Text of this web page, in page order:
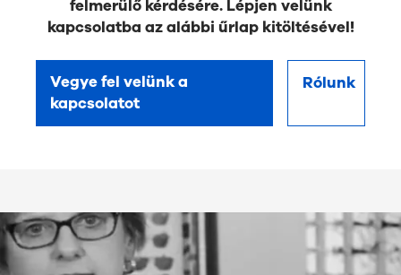
felmerülő kérdésére. Lépjen velünk
kapcsolatba az alábbi űrlap kitöltésével!
Vegye fel velünk a
kapcsolatot
Rólunk